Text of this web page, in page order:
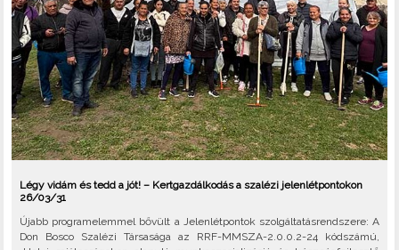
Légy vidám és tedd a jót! – Kertgazdálkodás a szalézi jelenlétpontokon
26/03/31
Újabb programelemmel bővült a Jelenlétpontok szolgáltatásrendszere: A
Don Bosco Szalézi Társasága az RRF-MMSZA-2.0.0.2-24 kódszámú,